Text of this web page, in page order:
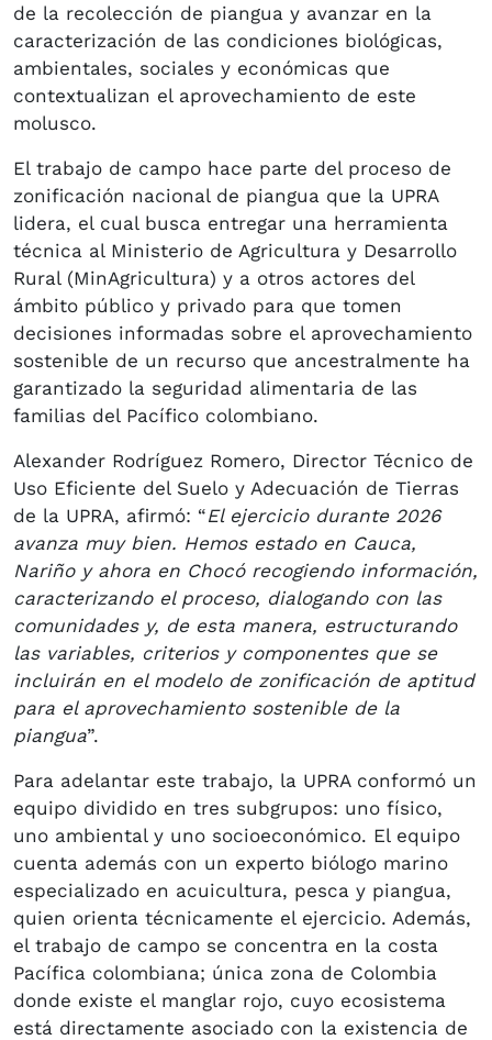
de la recolección de piangua y avanzar en la
caracterización de las condiciones biológicas,
ambientales, sociales y económicas que
contextualizan el aprovechamiento de este
molusco.
El trabajo de campo hace parte del proceso de
zonificación nacional de piangua que la UPRA
lidera, el cual busca entregar una herramienta
técnica al Ministerio de Agricultura y Desarrollo
Rural (MinAgricultura) y a otros actores del
ámbito público y privado para que tomen
decisiones informadas sobre el aprovechamiento
sostenible de un recurso que ancestralmente ha
garantizado la seguridad alimentaria de las
familias del Pacífico colombiano.
Alexander Rodríguez Romero, Director Técnico de
Uso Eficiente del Suelo y Adecuación de Tierras
de la UPRA, afirmó: “El ejercicio durante 2026
avanza muy bien. Hemos estado en Cauca,
Nariño y ahora en Chocó recogiendo información,
caracterizando el proceso, dialogando con las
comunidades y, de esta manera, estructurando
las variables, criterios y componentes que se
incluirán en el modelo de zonificación de aptitud
para el aprovechamiento sostenible de la
piangua”.
Para adelantar este trabajo, la UPRA conformó un
equipo dividido en tres subgrupos: uno físico,
uno ambiental y uno socioeconómico. El equipo
cuenta además con un experto biólogo marino
especializado en acuicultura, pesca y piangua,
quien orienta técnicamente el ejercicio. Además,
el trabajo de campo se concentra en la costa
Pacífica colombiana; única zona de Colombia
donde existe el manglar rojo, cuyo ecosistema
está directamente asociado con la existencia de